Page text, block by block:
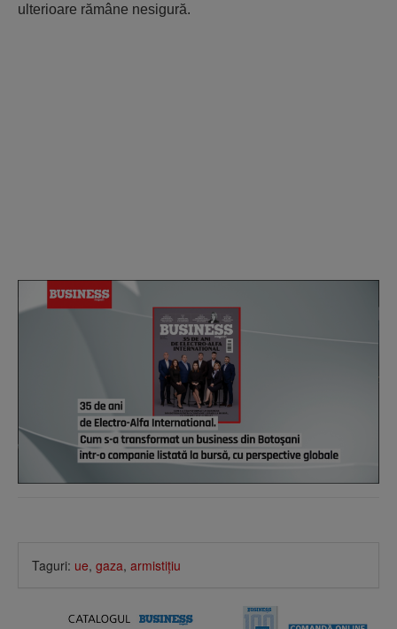
ulterioare rămâne nesigură.
Taguri: ue, gaza, armistiţiu